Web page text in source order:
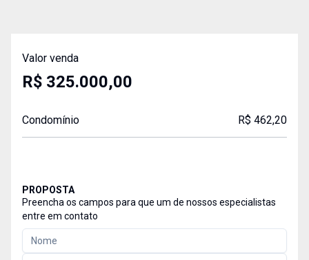
Valor venda
R$ 325.000,00
Condomínio R$ 462,20
PROPOSTA
Preencha os campos para que um de nossos especialistas
entre em contato